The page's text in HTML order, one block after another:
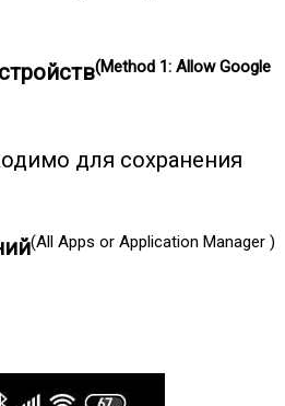
(Method 1: Allow Google
для сохранения
(All Apps or Application Manager )